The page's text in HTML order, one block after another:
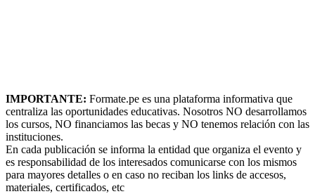
IMPORTANTE: Formate.pe es una plataforma informativa que
centraliza las oportunidades educativas. Nosotros NO desarrollamos
los cursos, NO financiamos las becas y NO tenemos relación con las
instituciones.
En cada publicación se informa la entidad que organiza el evento y
es responsabilidad de los interesados comunicarse con los mismos
para mayores detalles o en caso no reciban los links de accesos,
materiales, certificados, etc